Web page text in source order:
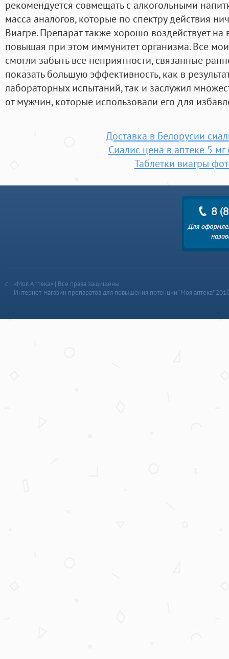
рекомендуется совмещать с алкогольными
масса аналогов, которые по спектру действия
Виагре. Препарат также хорошо воздействует на
повышая при этом иммунитет организма. Все
смогли забыть все неприятности, связанные
показать большую эффективность, как в
лабораторных испытаний, так и заслужил
от мужчин, которые использовали его для
Доставка в Белорусии
Сиалис цена в аптеке 5
Таблетки виагры
«Моя Аптека» | Все права защищены
Интернет-магазин препаратов для повышения потенции “Моя аптека”